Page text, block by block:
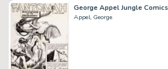
Appel, George